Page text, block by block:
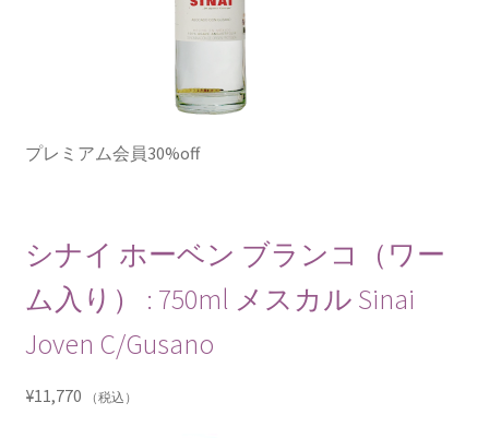
プレミアム会員30%off
シナイ ホーベン ブランコ（ワー
ム入り） : 750ml メスカル Sinai
Joven C/Gusano
¥11,770 （税込）